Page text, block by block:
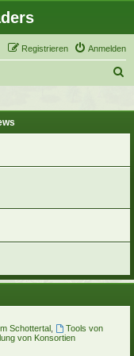
Anmelden
Registrieren
c
Schottertal,
Tools von
von Konsortien